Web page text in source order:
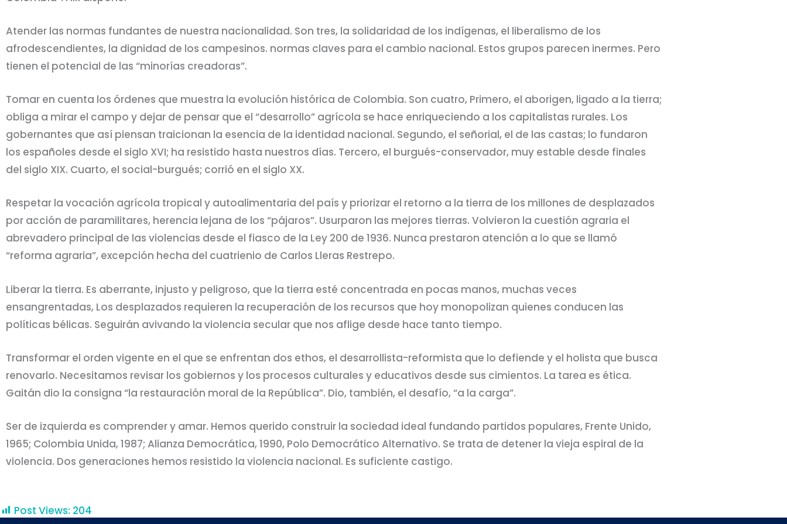
Atender las normas fundantes de nuestra nacionalidad. Son tres, la solidaridad de los indígenas, el liberalismo de los
afrodescendientes, la dignidad de los campesinos. normas claves para el cambio nacional. Estos grupos parecen inermes. Pero
tienen el potencial de las “minorías creadoras”.
Tomar en cuenta los órdenes que muestra la evolución histórica de Colombia. Son cuatro, Primero, el aborigen, ligado a la tierra;
obliga a mirar el campo y dejar de pensar que el “desarrollo” agrícola se hace enriqueciendo a los capitalistas rurales. Los
gobernantes que así piensan traicionan la esencia de la identidad nacional. Segundo, el señorial, el de las castas; lo fundaron
los españoles desde el siglo XVI; ha resistido hasta nuestros días. Tercero, el burgués-conservador, muy estable desde finales
del siglo XIX. Cuarto, el social-burgués; corrió en el siglo XX.
Respetar la vocación agrícola tropical y autoalimentaria del país y priorizar el retorno a la tierra de los millones de desplazados
por acción de paramilitares, herencia lejana de los “pájaros”. Usurparon las mejores tierras. Volvieron la cuestión agraria el
abrevadero principal de las violencias desde el fiasco de la Ley 200 de 1936. Nunca prestaron atención a lo que se llamó
“reforma agraria”, excepción hecha del cuatrienio de Carlos Lleras Restrepo.
Liberar la tierra. Es aberrante, injusto y peligroso, que la tierra esté concentrada en pocas manos, muchas veces
ensangrentadas, Los desplazados requieren la recuperación de los recursos que hoy monopolizan quienes conducen las
políticas bélicas. Seguirán avivando la violencia secular que nos aflige desde hace tanto tiempo.
Transformar el orden vigente en el que se enfrentan dos ethos, el desarrollista-reformista que lo defiende y el holista que busca
renovarlo. Necesitamos revisar los gobiernos y los procesos culturales y educativos desde sus cimientos. La tarea es ética.
Gaitán dio la consigna “la restauración moral de la República”. Dio, también, el desafío, “a la carga”.
Ser de izquierda es comprender y amar. Hemos querido construir la sociedad ideal fundando partidos populares, Frente Unido,
1965; Colombia Unida, 1987; Alianza Democrática, 1990, Polo Democrático Alternativo. Se trata de detener la vieja espiral de la
violencia. Dos generaciones hemos resistido la violencia nacional. Es suficiente castigo.
Post Views: 204